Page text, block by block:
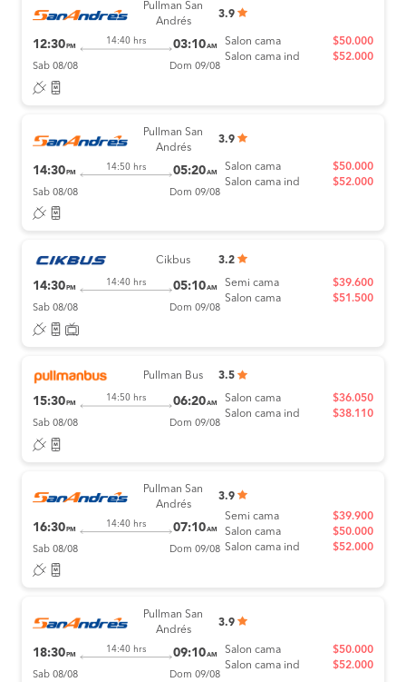
Pullman San
Andrés
3.9
12:30 PM
14:40 hrs 03:10AM
Sab 08/08 Dom 09/08
Salon cama
Salon cama ind
$50.000
$52.000
Pullman San
Andrés
3.9
14:30 PM
14:50 hrs 05:20AM
Sab 08/08 Dom 09/08
Salon cama
Salon cama ind
$50.000
$52.000
Cikbus 3.2
14:30 PM
14:40 hrs 05:10AM
Sab 08/08 Dom 09/08
Semi cama
Salon cama
$39.600
$51.500
Pullman Bus 3.5
15:30 PM
14:50 hrs 06:20AM
Sab 08/08 Dom 09/08
Salon cama
Salon cama ind
$36.050
$38.110
Pullman San
Andrés
3.9
16:30 PM
14:40 hrs 07:10AM
Sab 08/08 Dom 09/08
Semi cama
Salon cama
Salon cama ind
$39.900
$50.000
$52.000
Pullman San
Andrés
3.9
18:30 PM
14:40 hrs 09:10AM
Sab 08/08 Dom 09/08
Salon cama
Salon cama ind
$50.000
$52.000